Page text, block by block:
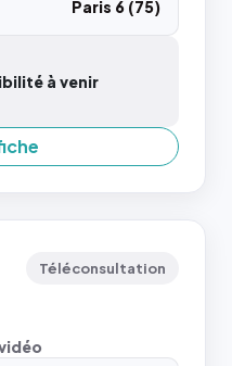
Paris 6 (75)
à venir
Téléconsultation